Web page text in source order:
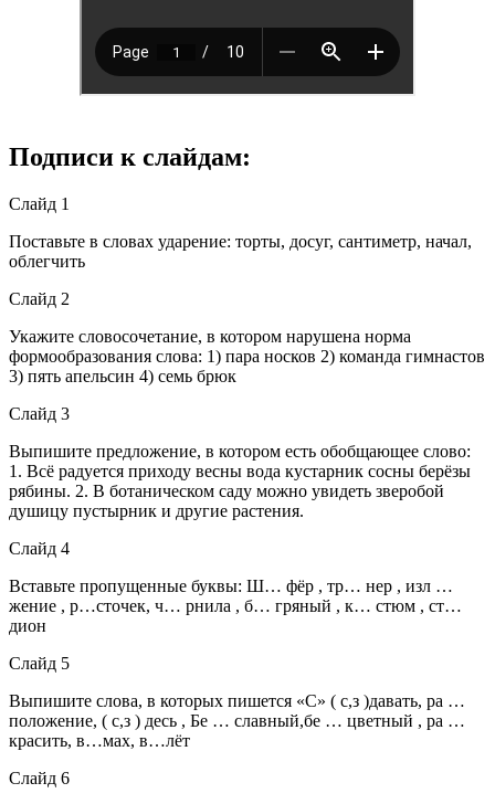
Подписи к слайдам:
Слайд 1
Поставьте в словах ударение: торты, досуг, сантиметр, начал,
облегчить
Слайд 2
Укажите словосочетание, в котором нарушена норма
формообразования слова: 1) пара носков 2) команда гимнастов
3) пять апельсин 4) семь брюк
Слайд 3
Выпишите предложение, в котором есть обобщающее слово:
1. Всё радуется приходу весны вода кустарник сосны берёзы
рябины. 2. В ботаническом саду можно увидеть зверобой
душицу пустырник и другие растения.
Слайд 4
Вставьте пропущенные буквы: Ш… фёр , тр… нер , изл …
жение , р…сточек, ч… рнила , б… гряный , к… стюм , ст…
дион
Слайд 5
Выпишите слова, в которых пишется «С» ( с,з )давать, ра …
положение, ( с,з ) десь , Бе … славный,бе … цветный , ра …
красить, в…мах, в…лёт
Слайд 6